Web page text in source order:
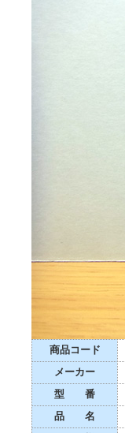
商品コード
メーカー
型 番
品 名